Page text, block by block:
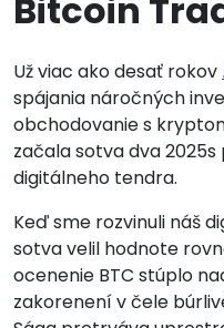
Bitcoin
Už viac ako desať rokov
spájania náročných
obchodovanie s
začala sotva dva
digitálneho tendra.
Keď sme rozvinuli náš
sotva velil hodnote
ocenenie BTC stúplo
zakorenení v čele